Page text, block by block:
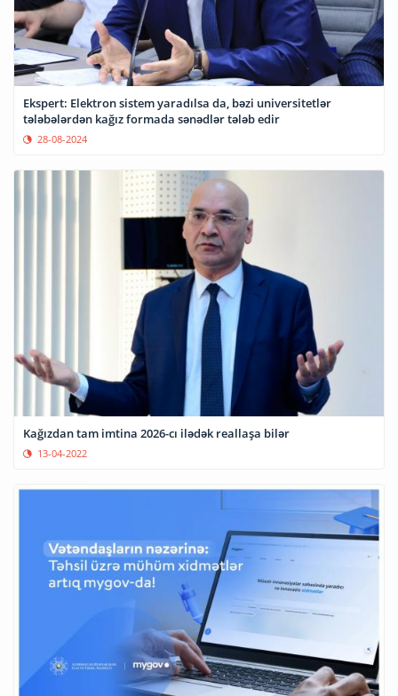
Ekspert: Elektron sistem yaradılsa da, bəzi universitetlər
tələbələrdən kağız formada sənədlər tələb edir
28-08-2024
Kağızdan tam imtina 2026-cı ilədək reallaşa bilər
13-04-2022